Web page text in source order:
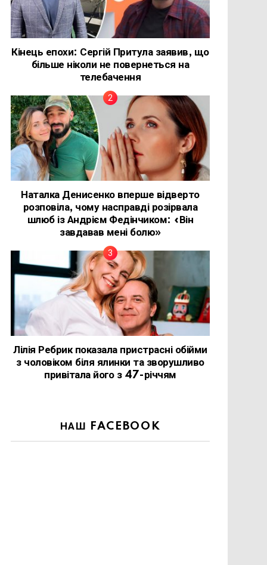
Кінець епохи: Сергій Притула заявив, що
більше ніколи не повернеться на
телебачення
Наталка Денисенко вперше відверто
розповіла, чому насправді розірвала
шлюб із Андрієм Федінчиком: «Він
завдавав мені болю»
Лілія Ребрик показала пристрасні обійми
з чоловіком біля ялинки та зворушливо
привітала його з 47-річчям
НАШ FACEBOOK